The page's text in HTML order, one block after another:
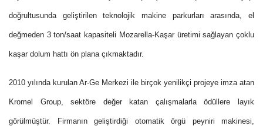
doğrultusunda geliştirilen teknolojik makine parkurları arasında, el
değmeden 3 ton/saat kapasiteli Mozarella-Kaşar üretimi sağlayan çoklu
kaşar dolum hattı ön plana çıkmaktadır.
2010 yılında kurulan Ar-Ge Merkezi ile birçok yenilikçi projeye imza atan
Kromel Group, sektöre değer katan çalışmalarla ödüllere layık
görülmüştür. Firmanın geliştirdiği otomatik örgü peyniri makinesi,